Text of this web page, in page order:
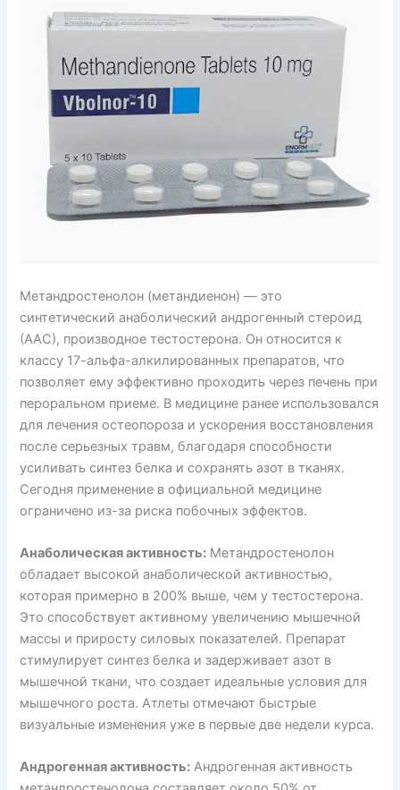
Метандростенолон (метандиенон) — это
синтетический анаболический андрогенный стероид
(ААС), производное тестостерона. Он относится к
классу 17-альфа-алкилированных препаратов, что
позволяет ему эффективно проходить через печень при
пероральном приеме. В медицине ранее использовался
для лечения остеопороза и ускорения восстановления
после серьезных травм, благодаря способности
усиливать синтез белка и сохранять азот в тканях.
Сегодня применение в официальной медицине
ограничено из-за риска побочных эффектов.
Анаболическая активность: Метандростенолон
обладает высокой анаболической активностью,
которая примерно в 200% выше, чем у тестостерона.
Это способствует активному увеличению мышечной
массы и приросту силовых показателей. Препарат
стимулирует синтез белка и задерживает азот в
мышечной ткани, что создает идеальные условия для
мышечного роста. Атлеты отмечают быстрые
визуальные изменения уже в первые две недели курса.
Андрогенная активность: Андрогенная активность